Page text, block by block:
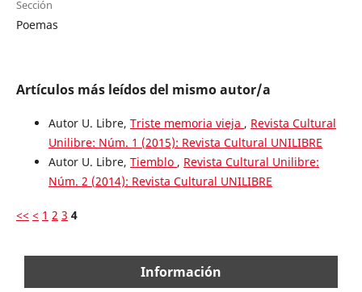
Sección
Poemas
Artículos más leídos del mismo autor/a
Autor U. Libre, Triste memoria vieja , Revista Cultural
Unilibre: Núm. 1 (2015): Revista Cultural UNILIBRE
Autor U. Libre, Tiemblo , Revista Cultural Unilibre:
Núm. 2 (2014): Revista Cultural UNILIBRE
<< < 1 2 3 4
Información